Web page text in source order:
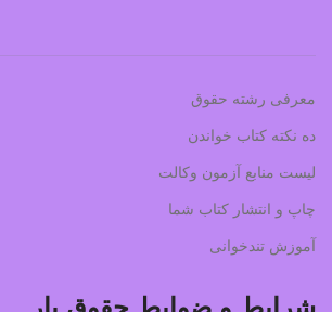
معرفی رشته حقوق
ده نکته کتاب خواندن
لیست منابع آزمون وکالت
چاپ و انتشار کتاب شما
آموزش تندخوانی